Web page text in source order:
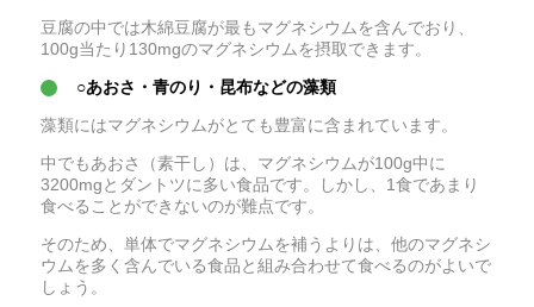
豆腐の中では木綿豆腐が最もマグネシウムを含んでおり、
100g当たり130mgのマグネシウムを摂取できます。
○あおさ・青のり・昆布などの藻類
藻類にはマグネシウムがとても豊富に含まれています。
中でもあおさ（素干し）は、マグネシウムが100g中に
3200mgとダントツに多い食品です。しかし、1食であまり
食べることができないのが難点です。
そのため、単体でマグネシウムを補うよりは、他のマグネシ
ウムを多く含んでいる食品と組み合わせて食べるのがよいで
しょう。